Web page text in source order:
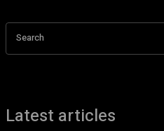
Search
Latest articles